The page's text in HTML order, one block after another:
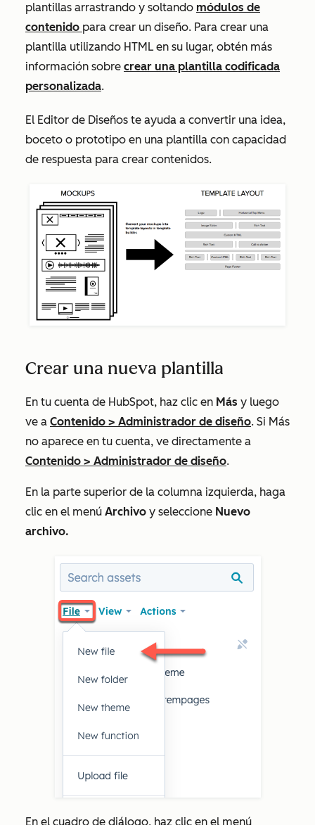
plantillas arrastrando y soltando módulos de
contenido para crear un diseño. Para crear una
plantilla utilizando HTML en su lugar, obtén más
información sobre crear una plantilla codificada
personalizada.
El Editor de Diseños te ayuda a convertir una idea,
boceto o prototipo en una plantilla con capacidad
de respuesta para crear contenidos.
Crear una nueva plantilla
En tu cuenta de HubSpot, haz clic en Más y luego
ve a Contenido > Administrador de diseño. Si Más
no aparece en tu cuenta, ve directamente a
Contenido > Administrador de diseño.
En la parte superior de la columna izquierda, haga
clic en el menú Archivo y seleccione Nuevo
archivo.
En el cuadro de diálogo, haz clic en el menú